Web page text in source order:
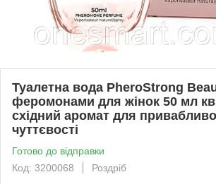
Туалетна вода PheroStrong
феромонами для жінок 50 мл
східний аромат для
чуттєвості
Готово до відправки
Код: 3200068
Роздріб